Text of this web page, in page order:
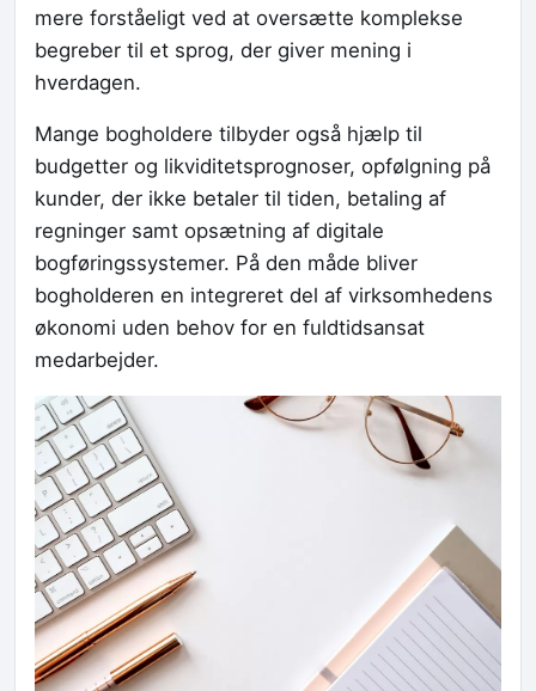
mere forståeligt ved at oversætte komplekse
begreber til et sprog, der giver mening i
hverdagen.
Mange bogholdere tilbyder også hjælp til
budgetter og likviditetsprognoser, opfølgning på
kunder, der ikke betaler til tiden, betaling af
regninger samt opsætning af digitale
bogføringssystemer. På den måde bliver
bogholderen en integreret del af virksomhedens
økonomi uden behov for en fuldtidsansat
medarbejder.